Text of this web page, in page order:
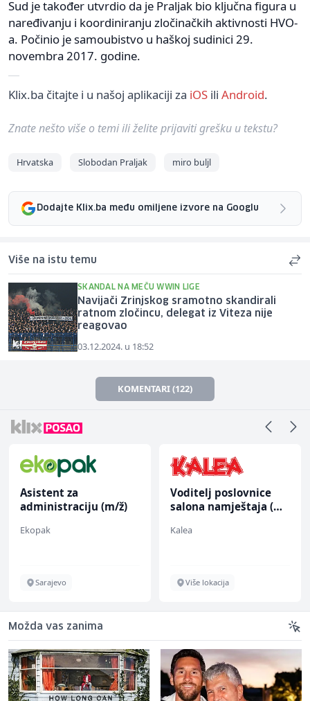
Sud je također utvrdio da je Praljak bio ključna figura u
naređivanju i koordiniranju zločinačkih aktivnosti HVO-
a. Počinio je samoubistvo u haškoj sudinici 29.
novembra 2017. godine.
Klix.ba čitajte i u našoj aplikaciji za iOS ili Android.
Znate nešto više o temi ili želite prijaviti grešku u tekstu?
Hrvatska Slobodan Praljak miro buljl
Dodajte Klix.ba među omiljene izvore na Googlu
Više na istu temu
SKANDAL NA MEČU WWIN LIGE
Navijači Zrinjskog sramotno skandirali
ratnom zločincu, delegat iz Viteza nije
reagovao
03.12.2024. u 18:52
KOMENTARI (122)
Asistent za
administraciju (m/ž)
Ekopak
Sarajevo
Voditelj poslovnice
salona namještaja (m/
Kalea
Više lokacija
Možda vas zanima